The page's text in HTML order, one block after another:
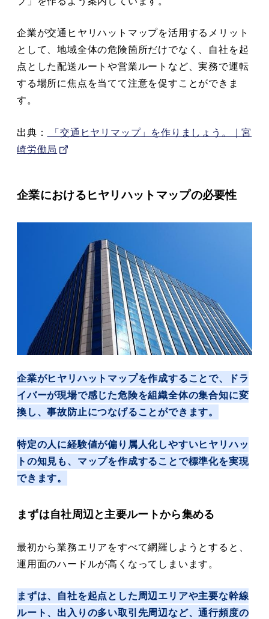
企業が交通ヒヤリハットマップを活用するメリット
として、地域全体の危険箇所だけでなく、自社を起
点とした配送ルートや営業ルートなど、実務で運転
する場所に焦点を当てて注意を促すことができま
す。
出典：
「交通ヒヤリマップ」を作りましょう。｜宮
崎労働局
企業におけるヒヤリハットマップの必要性
企業がヒヤリハットマップを作成することで、ドラ
イバーが現場で感じた危険を組織全体の集合知に変
換し、事故防止につなげることができます。
特定の人に経験値が偏り属人化しやすいヒヤリハッ
トの知見も、マップを作成することで標準化を実現
できます。
まずは自社周辺と主要ルートから集める
最初から業務エリアをすべて網羅しようとすると、
運用面のハードルが高くなってしまいます。
まずは、自社を起点とした周辺エリアや主要な幹線
ルート、出入りの多い取引先周辺など、通行頻度の